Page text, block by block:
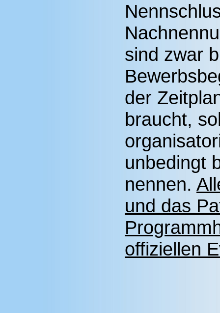
sind zwar
der
braucht,
unbedingt
nennen.
und das
offiziellen